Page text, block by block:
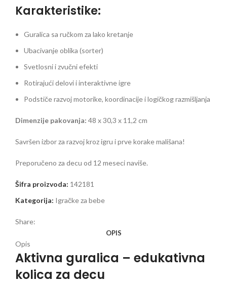
Karakteristike:
Guralica sa ručkom za lako kretanje
Ubacivanje oblika (sorter)
Svetlosni i zvučni efekti
Rotirajući delovi i interaktivne igre
Podstiče razvoj motorike, koordinacije i logičkog razmišljanja
Dimenzije pakovanja: 48 x 30,3 x 11,2 cm
Savršen izbor za razvoj kroz igru i prve korake mališana!
Preporučeno za decu od 12 meseci naviše.
Šifra proizvoda: 142181
Kategorija: Igračke za bebe
Share:
OPIS
Opis
Aktivna guralica – edukativna
kolica za decu